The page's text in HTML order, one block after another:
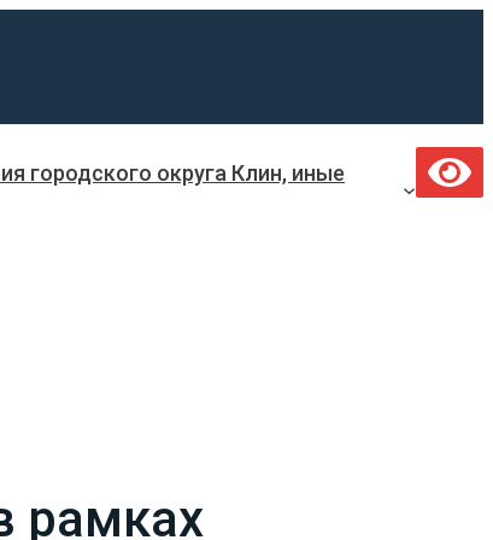
городского округа Клин, иные
рамках